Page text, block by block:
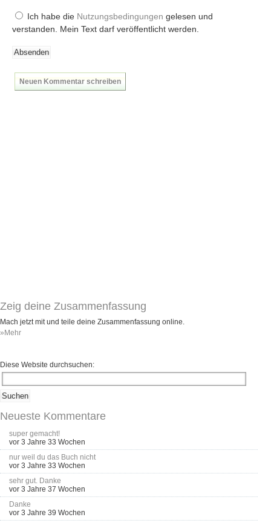
Dies ist das Forum um neue Funktionen und Information zu Wünschen
Regeln (Bitte vor dem posten lesen)
Regeln (Bitte vor dem posten lesen)
Ich habe die Nutzungsbedingungen gelesen und
verstanden. Mein Text darf veröffentlicht werden.
Neuen Kommentar schreiben
Zeig deine Zusammenfassung
Mach jetzt mit und teile deine Zusammenfassung online.
»Mehr
Diese Website durchsuchen:
Neueste Kommentare
super gemacht!
vor 3 Jahre 33 Wochen
nur weil du das Buch nicht
vor 3 Jahre 33 Wochen
sehr gut. Danke
vor 3 Jahre 37 Wochen
Danke
vor 3 Jahre 39 Wochen